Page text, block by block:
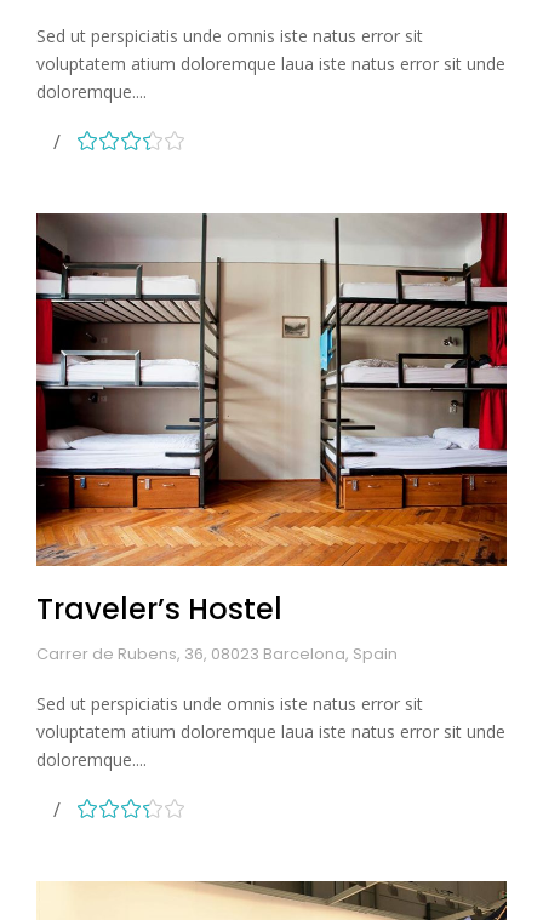
Sed ut perspiciatis unde omnis iste natus error sit
voluptatem atium doloremque laua iste natus error sit unde
doloremque....
Traveler’s Hostel
Carrer de Rubens, 36, 08023 Barcelona, Spain
Sed ut perspiciatis unde omnis iste natus error sit
voluptatem atium doloremque laua iste natus error sit unde
doloremque....